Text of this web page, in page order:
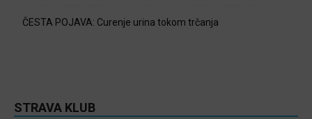
ČESTA POJAVA: Curenje urina tokom trčanja
STRAVA KLUB